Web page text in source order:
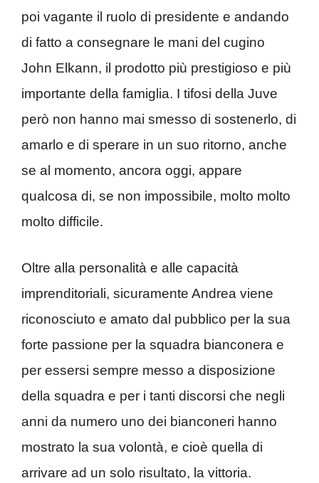
poi vagante il ruolo di presidente e andando
di fatto a consegnare le mani del cugino
John Elkann, il prodotto più prestigioso e più
importante della famiglia. I tifosi della Juve
però non hanno mai smesso di sostenerlo, di
amarlo e di sperare in un suo ritorno, anche
se al momento, ancora oggi, appare
qualcosa di, se non impossibile, molto molto
molto difficile.
Oltre alla personalità e alle capacità
imprenditoriali, sicuramente Andrea viene
riconosciuto e amato dal pubblico per la sua
forte passione per la squadra bianconera e
per essersi sempre messo a disposizione
della squadra e per i tanti discorsi che negli
anni da numero uno dei bianconeri hanno
mostrato la sua volontà, e cioè quella di
arrivare ad un solo risultato, la vittoria.